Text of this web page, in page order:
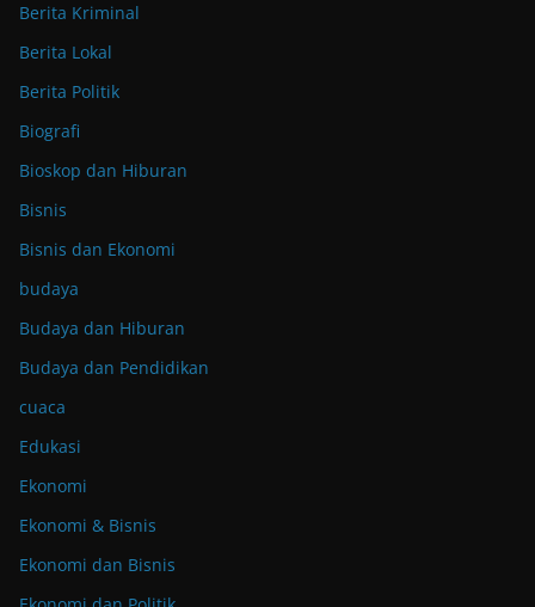
Berita Kriminal
Berita Lokal
Berita Politik
Biografi
Bioskop dan Hiburan
Bisnis
Bisnis dan Ekonomi
budaya
Budaya dan Hiburan
Budaya dan Pendidikan
cuaca
Edukasi
Ekonomi
Ekonomi & Bisnis
Ekonomi dan Bisnis